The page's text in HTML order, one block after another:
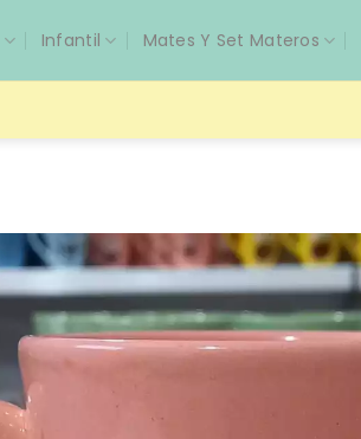
Infantil Mates Y Set Materos